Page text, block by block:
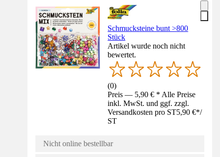
Schmucksteine bunt >800
Stück
Artikel wurde noch nicht
bewertet.
(0)
Preis — 5,90 € * Alle Preise
inkl. MwSt. und ggf. zzgl.
Versandkosten pro ST5,90 €*/
ST
Nicht online bestellbar